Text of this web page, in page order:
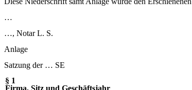
…
…, Notar L. S.
Anlage
Satzung der … SE
§ 1
Firma, Sitz und Geschäftsjahr